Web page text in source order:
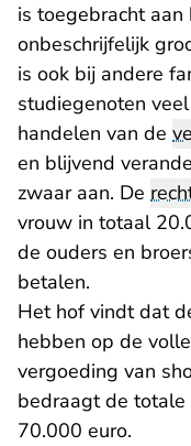
is toegebracht aan
onbeschrijfelijk
is ook bij andere
studiegenoten
handelen van de
en blijvend
zwaar aan. De
vrouw in totaal
de ouders en
betalen.
Het hof vindt dat
hebben op de
vergoeding van
bedraagt de totale
70.000 euro.